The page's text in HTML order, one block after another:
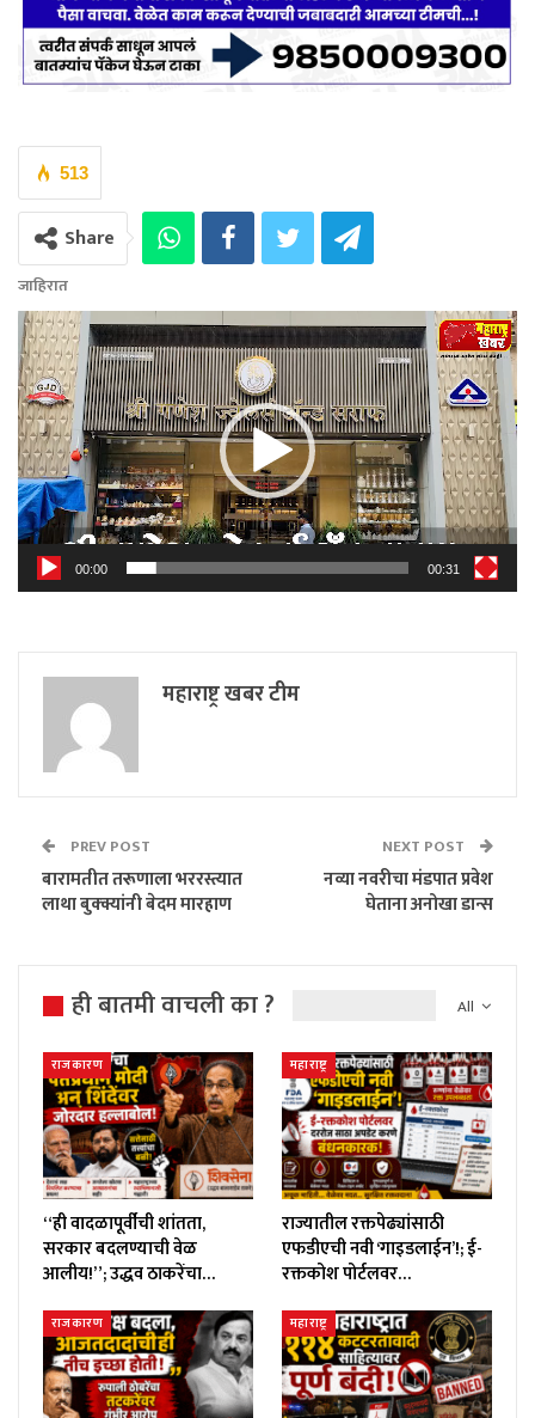
513
Share
जाहिरात
Video
Player
00:00 00:31
महाराष्ट्र खबर टीम
PREV POST
बारामतीत तरूणाला भररस्त्यात
लाथा बुक्क्यांनी बेदम मारहाण
NEXT POST
नव्या नवरीचा मंडपात प्रवेश
घेताना अनोखा डान्स
All
ही बातमी वाचली का ?
राजकारण
“ही वादळापूर्वीची शांतता,
सरकार बदलण्याची वेळ
आलीय!”; उद्धव ठाकरेंचा…
महाराष्ट्र
राज्यातील रक्तपेढ्यांसाठी
एफडीएची नवी ‘गाइडलाईन’!; ई-
रक्तकोश पोर्टलवर…
राजकारण महाराष्ट्र